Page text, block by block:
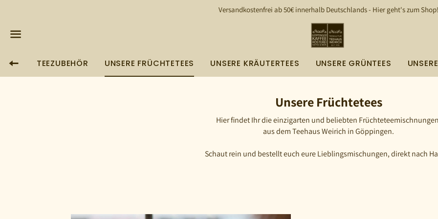
Versandkostenfrei ab 50€ innerhalb Deutschlands - Hier geht's zum Shop!
ZURÜCK ZUR SEITEN-NAVIGATION
TEEZUBEHÖR UNSERE FRÜCHTETEES UNSERE KRÄUTERTEES UNSERE GRÜNTEES
Unsere Früchtetees
Hier findet Ihr die einzigarten und beliebten
aus dem Teehaus Weirich in Göppingen.
Schaut rein und bestellt euch eure Lieblingsmischungen, direkt nach